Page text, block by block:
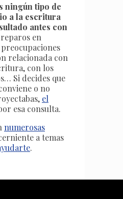
ningún tipo de
a la escritura
antes con
en
relacionada con
con los
Si decides que
o no
el
esa consulta.
numerosas
a temas
.